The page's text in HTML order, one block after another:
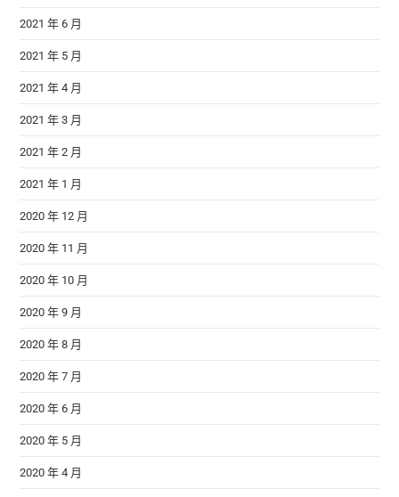
2021 年 6 月
2021 年 5 月
2021 年 4 月
2021 年 3 月
2021 年 2 月
2021 年 1 月
2020 年 12 月
2020 年 11 月
2020 年 10 月
2020 年 9 月
2020 年 8 月
2020 年 7 月
2020 年 6 月
2020 年 5 月
2020 年 4 月